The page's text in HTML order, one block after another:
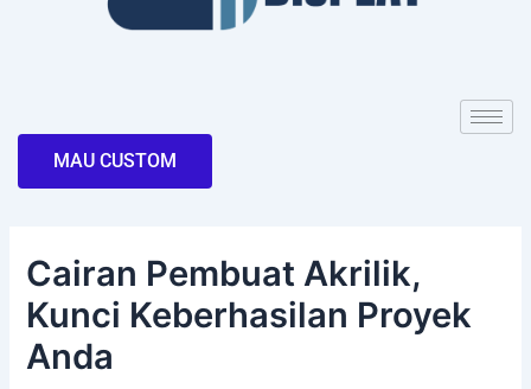
MAU CUSTOM
Cairan Pembuat Akrilik,
Kunci Keberhasilan Proyek
Anda